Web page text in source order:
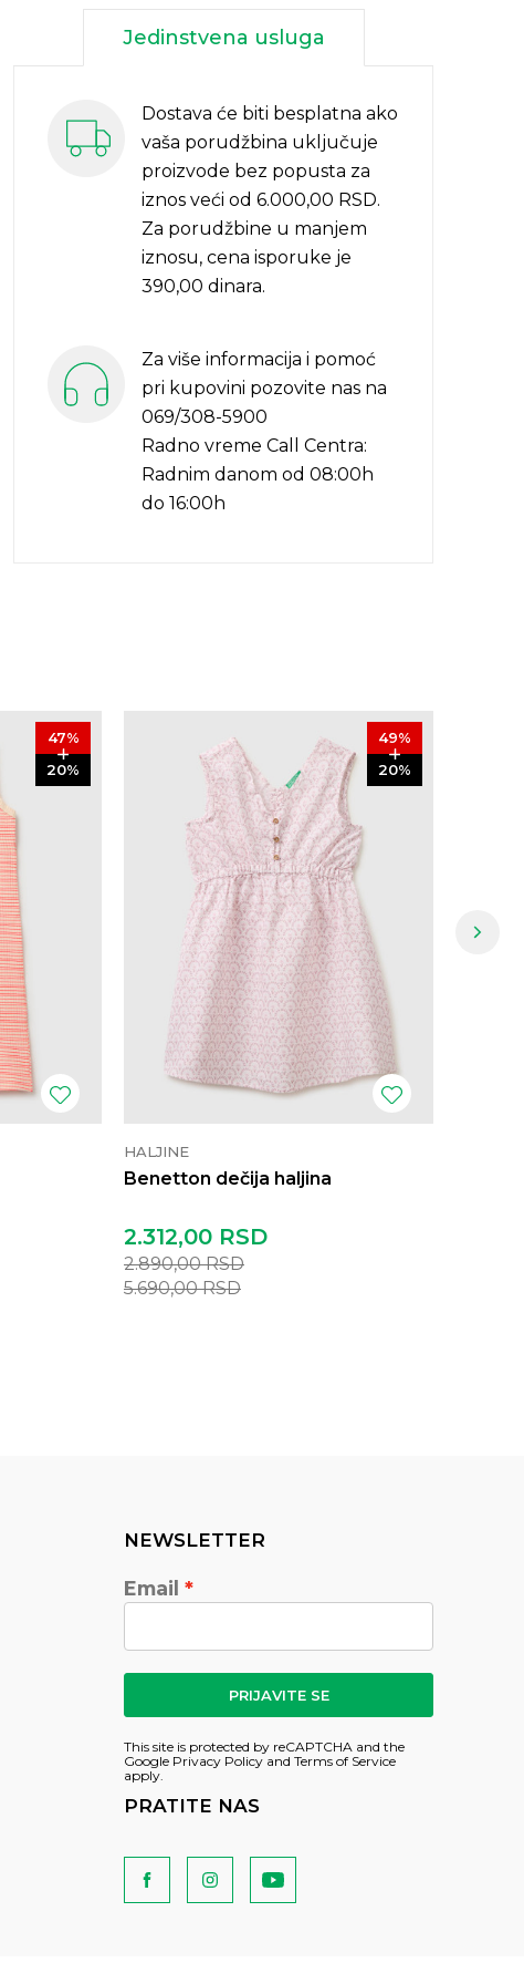
Jedinstvena usluga
Dostava će biti besplatna ako
vaša porudžbina uključuje
proizvode bez popusta za
iznos veći od 6.000,00 RSD.
Za porudžbine u manjem
iznosu, cena isporuke je
390,00 dinara.
Za više informacija i pomoć
pri kupovini pozovite nas na
069/308-5900
Radno vreme Call Centra:
Radnim danom od 08:00h
do 16:00h
47%
20%
49%
20%
HALJINE
Benetton dečija haljina
2.312,00 RSD
2.890,00RSD
5.690,00RSD
NEWSLETTER
Email
PRIJAVITE SE
This site is protected by reCAPTCHA and the
Google Privacy Policy and Terms of Service
apply.
PRATITE NAS